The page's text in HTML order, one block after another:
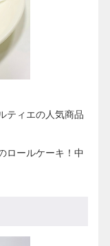
ティエの人気商品
ロールケーキ！中